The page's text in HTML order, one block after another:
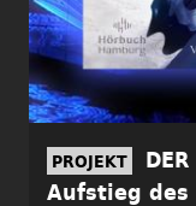
PROJEKT
Aufstieg